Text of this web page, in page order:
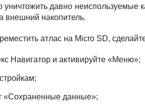
давно неиспользуемые
внешний накопитель.
атлас на Micro SD,
Навигатор и активируйте «Меню»;
«Сохраненные данные»;